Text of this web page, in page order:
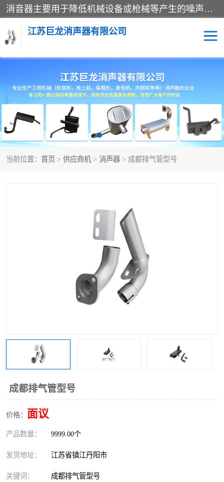
消音器主要用于降低机械设备或枪械等产生的噪声。它通过阻尼或增加排气面积来降低排气速度和功率，从而降低噪声。常见的消音器类型包括阻性消声器、抗性消声器、共振消声器以及阻抗复合式消声器等。这些消音器各有特点，适用于不同频率的噪声消除。
江苏巨龙消声器有限公司
当前位置： 首页 > 供应商机 > 消声器 > 成都排气管型号
成都排气管型号
价格： 面议
产品数量： 9999.00个
发货地址： 江苏省镇江丹阳市
关键词： 成都排气管型号
消声器